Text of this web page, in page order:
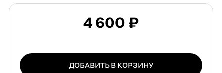
4 600 ₽
ДОБАВИТЬ В КОРЗИНУ